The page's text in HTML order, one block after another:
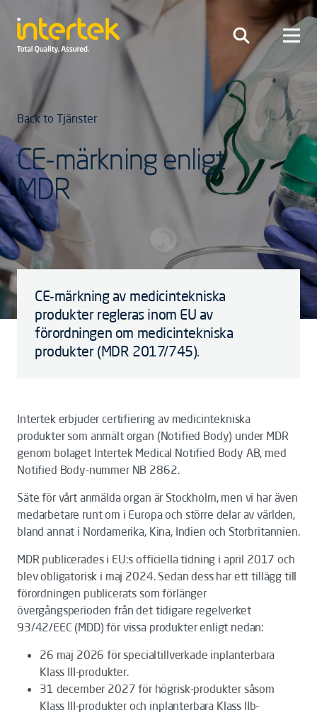
Back to Tjänster
CE-märkning enligt
MDR
CE-märkning av medicintekniska
produkter regleras inom EU av
förordningen om medicintekniska
produkter (MDR 2017/745).
Intertek erbjuder certifiering av medicintekniska
produkter som anmält organ (Notified Body) under MDR
genom bolaget Intertek Medical Notified Body AB, med
Notified Body-nummer NB 2862.
Säte för vårt anmälda organ är Stockholm, men vi har även
medarbetare runt om i Europa och större delar av världen,
bland annat i Nordamerika, Kina, Indien och Storbritannien.
MDR publicerades i EU:s officiella tidning i april 2017 och
blev obligatorisk i maj 2024. Sedan dess har ett tillägg till
förordningen publicerats som förlänger
övergångsperioden från det tidigare regelverket
93/42/EEC (MDD) för vissa produkter enligt nedan:
26 maj 2026 för specialtillverkade inplanterbara
Klass III-produkter.
31 december 2027 för högrisk-produkter såsom
Klass III-produkter och inplanterbara Klass IIb-